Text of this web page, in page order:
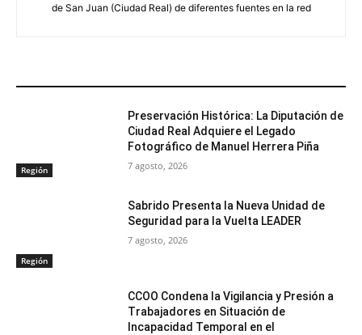
de San Juan (Ciudad Real) de diferentes fuentes en la red
Región
Preservación Histórica: La Diputación de
Ciudad Real Adquiere el Legado
Fotográfico de Manuel Herrera Piña
7 agosto, 2026
Región
Sabrido Presenta la Nueva Unidad de
Seguridad para la Vuelta LEADER
7 agosto, 2026
CCOO Condena la Vigilancia y Presión a
Trabajadores en Situación de
Incapacidad Temporal en el